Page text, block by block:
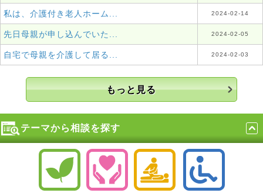
私は、介護付き老人ホーム... 2024-02-14
先日母親が申し込んでいた... 2024-02-05
自宅で母親を介護して居る... 2024-02-03
もっと見る
テーマから相談を探す